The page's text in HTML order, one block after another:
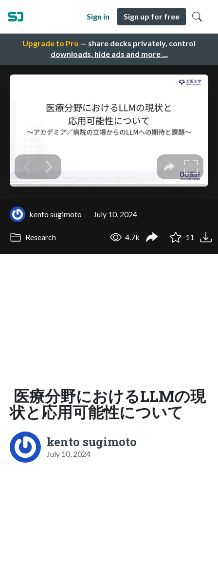
Upgrade to Pro — share decks privately, control
downloads, hide ads and more …
Sign in Sign up for free
kento sugimoto July 10, 2024
Research 4.7k 11
医療分野におけるLLMの現
状と応用可能性について
kento sugimoto
July 10, 2024